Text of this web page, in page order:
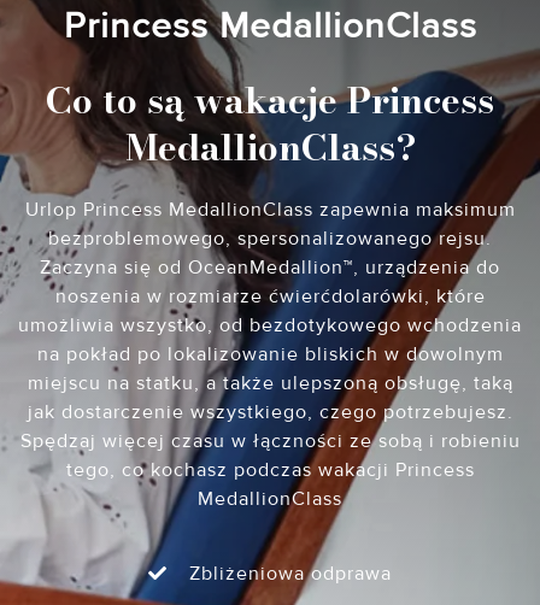
Princess MedallionClass
Co to są wakacje Princess
MedallionClass?
Urlop Princess MedallionClass zapewnia maksimum
bezproblemowego, spersonalizowanego rejsu.
Zaczyna się od OceanMedallion™, urządzenia do
noszenia w rozmiarze ćwierćdolarówki, które
umożliwia wszystko, od bezdotykowego wchodzenia
na pokład po lokalizowanie bliskich w dowolnym
miejscu na statku, a także ulepszoną obsługę, taką
jak dostarczenie wszystkiego, czego potrzebujesz.
Spędzaj więcej czasu w łączności ze sobą i robieniu
tego, co kochasz podczas wakacji Princess
MedallionClass
Zbliżeniowa odprawa